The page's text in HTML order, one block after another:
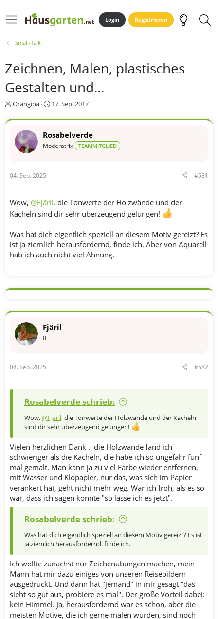
Login Registrieren
Small-Talk
Zeichnen, Malen, plastisches
Gestalten und...
E
s
e
r
Orangina
E
s
e
l
17. Sep. 2017
Rosabelverde
Moderatrix TEAMMITGLIED
04. Sep. 2025 #581
Wow, @Fjäril, die Tonwerte der Holzwände und der
Kacheln sind dir sehr überzeugend gelungen!
Was hat dich eigentlich speziell an diesem Motiv gereizt? Es
ist ja ziemlich herausfordernd, finde ich. Aber von Aquarell
hab ich auch nicht viel Ahnung.
Fjäril
0
04. Sep. 2025 #582
Rosabelverde schrieb:
Wow,@Fjäril, die Tonwerte der Holzwände und der Kacheln
sind dir sehr überzeugend gelungen!
Vielen herzlichen Dank .. die Holzwände fand ich
schwieriger als die Kacheln, die habe ich so ungefähr fünf
mal gemalt. Man kann ja zu viel Farbe wieder entfernen,
mit Wasser und Klopapier, nur das, was sich im Papier
verankert hat, geht nicht mehr weg. War ich froh, als es so
war, dass ich sagen konnte "so lasse ich es jetzt".
Rosabelverde schrieb:
Was hat dich eigentlich speziell an diesem Motiv gereizt? Es ist
ja ziemlich herausfordernd, finde ich.
Ich wollte zunächst nur Zeichenübungen machen, mein
Mann hat mir dazu einiges von unseren Reisebildern
ausgedruckt. Und dann hat "jemand" in mir gesagt "das
sieht so gut aus, probiere es mal". Der große Vorteil dabei:
kein Himmel. Ja, herausfordernd war es schon, aber die
meisten Motive, die ich gerne malen würden, sind noch